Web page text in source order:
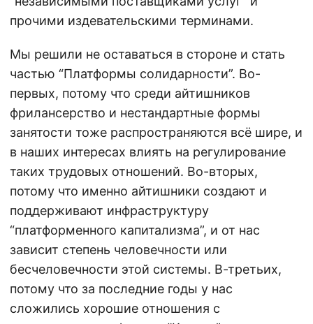
прочими издевательскими терминами.
Мы решили не оставаться в стороне и стать
частью “Платформы солидарности”. Во-
первых, потому что среди айтишников
фрилансерство и нестандартные формы
занятости тоже распространяются всё шире, и
в наших интересах влиять на регулирование
таких трудовых отношений. Во-вторых,
потому что именно айтишники создают и
поддерживают инфраструктуру
“платформенного капитализма”, и от нас
зависит степень человечности или
бесчеловечности этой системы. В-третьих,
потому что за последние годы у нас
сложились хорошие отношения с